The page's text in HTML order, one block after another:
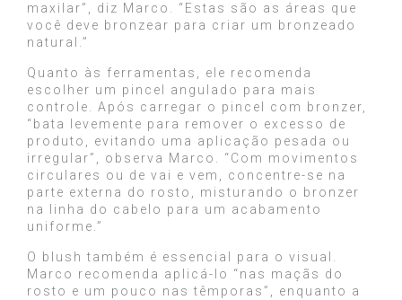
maxilar”, diz Marco. “Estas são as áreas que
você deve bronzear para criar um bronzeado
natural.”
Quanto às ferramentas, ele recomenda
escolher um pincel angulado para mais
controle. Após carregar o pincel com bronzer,
“bata levemente para remover o excesso de
produto, evitando uma aplicação pesada ou
irregular”, observa Marco. “Com movimentos
circulares ou de vai e vem, concentre-se na
parte externa do rosto, misturando o bronzer
na linha do cabelo para um acabamento
uniforme.”
O blush também é essencial para o visual.
Marco recomenda aplicá-lo “nas maçãs do
rosto e um pouco nas têmporas”, enquanto a